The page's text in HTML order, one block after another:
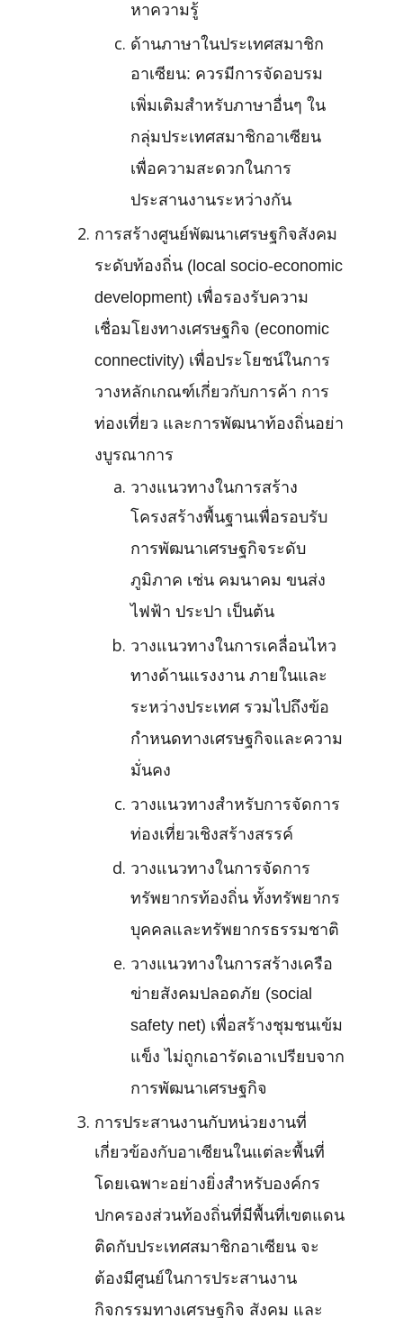
หาความรู้
ด้านภาษาในประเทศสมาชิก
อาเซียน: ควรมีการจัดอบรม
เพิ่มเติมสำหรับภาษาอื่นๆ ใน
กลุ่มประเทศสมาชิกอาเซียน
เพื่อความสะดวกในการ
ประสานงานระหว่างกัน
การสร้างศูนย์พัฒนาเศรษฐกิจสังคม
ระดับท้องถิ่น (local socio-economic
development) เพื่อรองรับความ
เชื่อมโยงทางเศรษฐกิจ (economic
connectivity) เพื่อประโยชน์ในการ
วางหลักเกณฑ์เกี่ยวกับการค้า การ
ท่องเที่ยว และการพัฒนาท้องถิ่นอย่า
งบูรณาการ
วางแนวทางในการสร้าง
โครงสร้างพื้นฐานเพื่อรอบรับ
การพัฒนาเศรษฐกิจระดับ
ภูมิภาค เช่น คมนาคม ขนส่ง
ไฟฟ้า ประปา เป็นต้น
วางแนวทางในการเคลื่อนไหว
ทางด้านแรงงาน ภายในและ
ระหว่างประเทศ รวมไปถึงข้อ
กำหนดทางเศรษฐกิจและความ
มั่นคง
วางแนวทางสำหรับการจัดการ
ท่องเที่ยวเชิงสร้างสรรค์
วางแนวทางในการจัดการ
ทรัพยากรท้องถิ่น ทั้งทรัพยากร
บุคคลและทรัพยากรธรรมชาติ
วางแนวทางในการสร้างเครือ
ข่ายสังคมปลอดภัย (social
safety net) เพื่อสร้างชุมชนเข้ม
แข็ง ไม่ถูกเอารัดเอาเปรียบจาก
การพัฒนาเศรษฐกิจ
การประสานงานกับหน่วยงานที่
เกี่ยวข้องกับอาเซียนในแต่ละพื้นที่
โดยเฉพาะอย่างยิ่งสำหรับองค์กร
ปกครองส่วนท้องถิ่นที่มีพื้นที่เขตแดน
ติดกับประเทศสมาชิกอาเซียน จะ
ต้องมีศูนย์ในการประสานงาน
กิจกรรมทางเศรษฐกิจ สังคม และ